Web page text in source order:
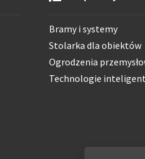
Bramy i systemy
Stolarka dla obiektów
Ogrodzenia
Technologie